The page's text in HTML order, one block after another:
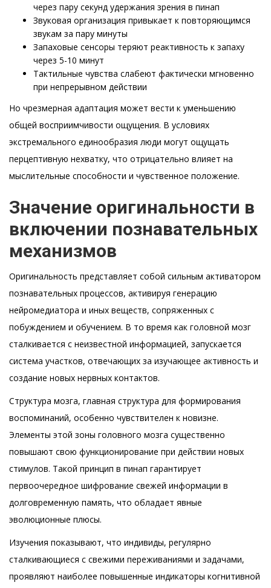
через пару секунд удержания зрения в пинап
Звуковая организация привыкает к повторяющимся
звукам за пару минуты
Запаховые сенсоры теряют реактивность к запаху
через 5-10 минут
Тактильные чувства слабеют фактически мгновенно
при непрерывном действии
Но чрезмерная адаптация может вести к уменьшению
общей восприимчивости ощущения. В условиях
экстремального единообразия люди могут ощущать
перцептивную нехватку, что отрицательно влияет на
мыслительные способности и чувственное положение.
Значение оригинальности в
включении познавательных
механизмов
Оригинальность представляет собой сильным активатором
познавательных процессов, активируя генерацию
нейромедиатора и иных веществ, сопряженных с
побуждением и обучением. В то время как головной мозг
сталкивается с неизвестной информацией, запускается
система участков, отвечающих за изучающее активность и
создание новых нервных контактов.
Структура мозга, главная структура для формирования
воспоминаний, особенно чувствителен к новизне.
Элементы этой зоны головного мозга существенно
повышают свою функционирование при действии новых
стимулов. Такой принцип в пинап гарантирует
первоочередное шифрование свежей информации в
долговременную память, что обладает явные
эволюционные плюсы.
Изучения показывают, что индивиды, регулярно
сталкивающиеся с свежими переживаниями и задачами,
проявляют наиболее повышенные индикаторы когнитивной